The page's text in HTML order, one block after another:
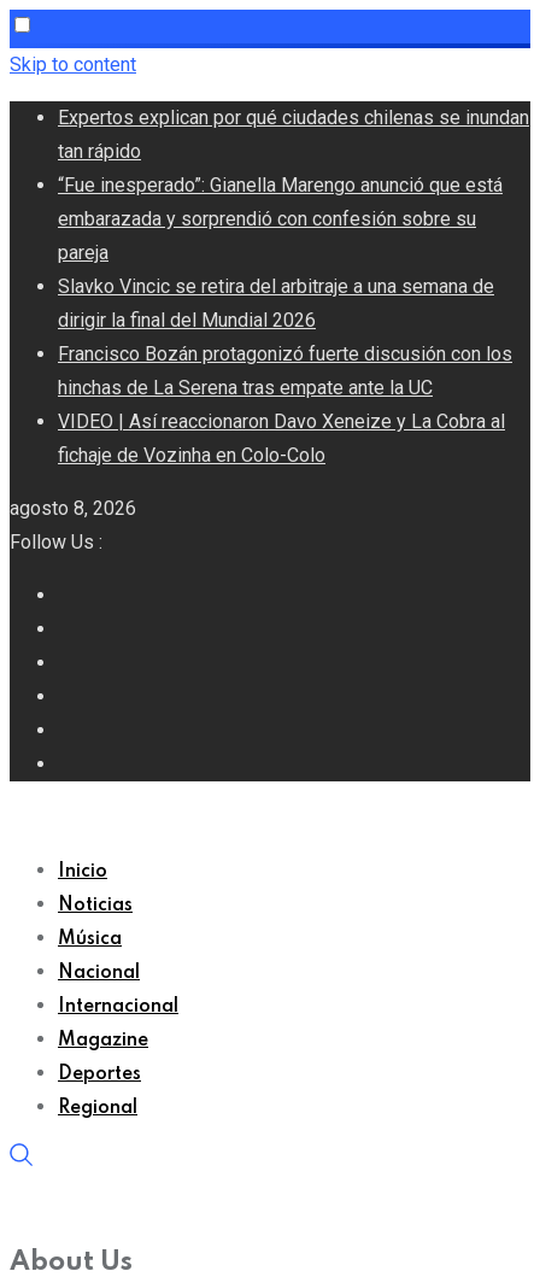
Skip to content
Expertos explican por qué ciudades chilenas se inundan
tan rápido
“Fue inesperado”: Gianella Marengo anunció que está
embarazada y sorprendió con confesión sobre su
pareja
Slavko Vincic se retira del arbitraje a una semana de
dirigir la final del Mundial 2026
Francisco Bozán protagonizó fuerte discusión con los
hinchas de La Serena tras empate ante la UC
VIDEO | Así reaccionaron Davo Xeneize y La Cobra al
fichaje de Vozinha en Colo-Colo
agosto 8, 2026
Follow Us :
Inicio
Noticias
Música
Nacional
Internacional
Magazine
Deportes
Regional
About Us